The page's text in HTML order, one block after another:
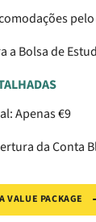
a Bolsa de
Apenas €9
da Conta
VALUE PACKAGE